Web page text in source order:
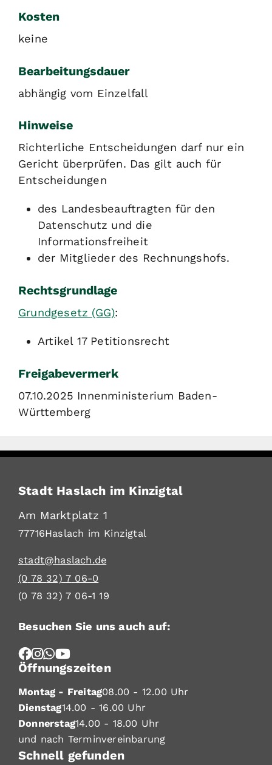
Kosten
keine
Bearbeitungsdauer
abhängig vom Einzelfall
Hinweise
Richterliche Entscheidungen darf nur ein
Gericht überprüfen. Das gilt auch für
Entscheidungen
des Landesbeauftragten für den
Datenschutz und die
Informationsfreiheit
der Mitglieder des Rechnungshofs.
Rechtsgrundlage
Grundgesetz (GG):
Artikel 17 Petitionsrecht
Freigabevermerk
07.10.2025 Innenministerium Baden-
Württemberg
Stadt Haslach im Kinzigtal
Am Marktplatz 1
77716Haslach im Kinzigtal
stadt@haslach.de
(0 78 32) 7 06-0
(0 78 32) 7 06-1 19
Besuchen Sie uns auch auf:
Öffnungszeiten
Montag - Freitag08.00 - 12.00 Uhr
Dienstag14.00 - 16.00 Uhr
Donnerstag14.00 - 18.00 Uhr
und nach Terminvereinbarung
Schnell gefunden